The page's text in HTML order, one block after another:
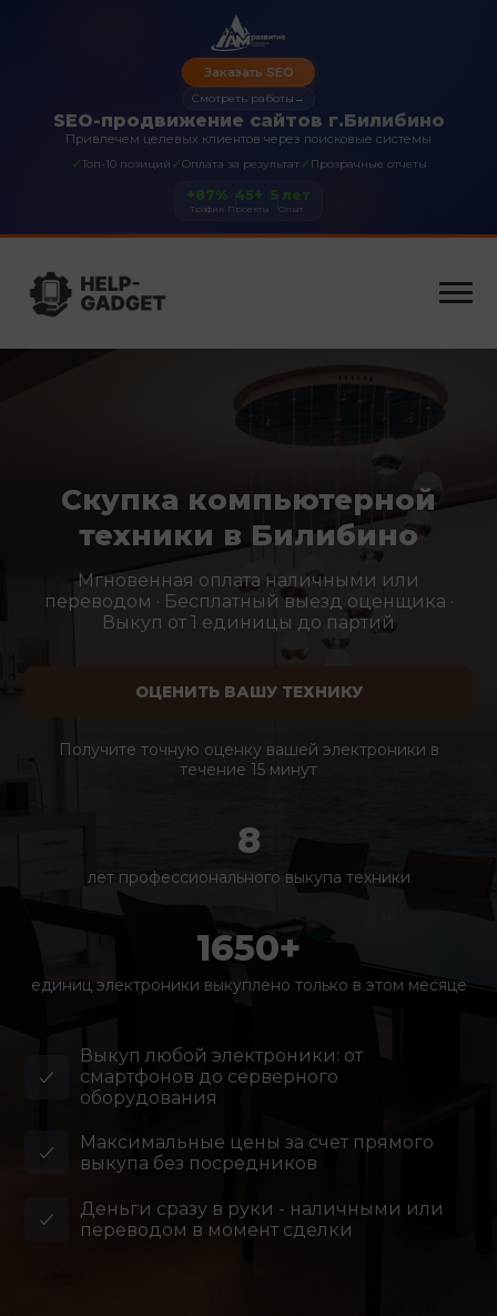
SEO-продвижение сайтов г.Билибино
Привлечем целевых клиентов через поисковые системы
✓Топ-10 позиций ✓Оплата за результат✓ Прозрачные отчеты
Заказать SEO
Смотреть работы →
+87%
Трафик
45+
Проекты
5 лет
Опыт
Скупка компьютерной
техники в Билибино
Мгновенная оплата наличными или
переводом · Бесплатный выезд оценщика ·
Выкуп от 1 единицы до партий
ОЦЕНИТЬ ВАШУ ТЕХНИКУ
Получите точную оценку вашей электроники в
течение 15 минут
8
лет профессионального выкупа техники
1650+
единиц электроники выкуплено только в этом месяце
Выкуп любой электроники: от
смартфонов до серверного
оборудования
Максимальные цены за счет прямого
выкупа без посредников
Деньги сразу в руки - наличными или
переводом в момент сделки